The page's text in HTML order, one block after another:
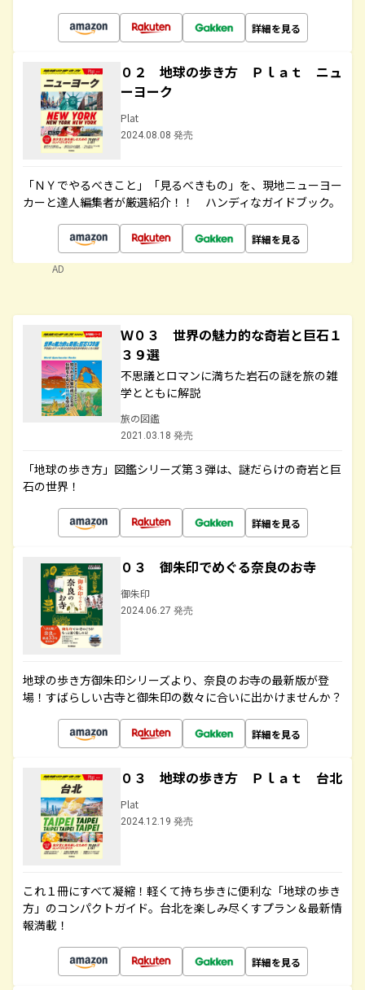
詳細を見る
０２ 地球の歩き方 Ｐｌａｔ ニュ
ーヨーク
Plat
2024.08.08 発売
「ＮＹでやるべきこと」「見るべきもの」を、現地ニューヨー
カーと達人編集者が厳選紹介！！ ハンディなガイドブック。
詳細を見る
AD
Ｗ０３ 世界の魅力的な奇岩と巨石１
３９選
不思議とロマンに満ちた岩石の謎を旅の雑
学とともに解説
旅の図鑑
2021.03.18 発売
「地球の歩き方」図鑑シリーズ第３弾は、謎だらけの奇岩と巨
石の世界！
詳細を見る
０３ 御朱印でめぐる奈良のお寺
御朱印
2024.06.27 発売
地球の歩き方御朱印シリーズより、奈良のお寺の最新版が登
場！すばらしい古寺と御朱印の数々に合いに出かけませんか？
詳細を見る
０３ 地球の歩き方 Ｐｌａｔ 台北
Plat
2024.12.19 発売
これ１冊にすべて凝縮！軽くて持ち歩きに便利な「地球の歩き
方」のコンパクトガイド。台北を楽しみ尽くすプラン＆最新情
報満載！
詳細を見る